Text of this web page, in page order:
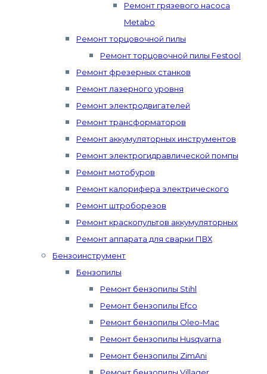
Ремонт грязевого насоса
Metabo
Ремонт торцовочной пилы
Ремонт торцовочной пилы Festool
Ремонт фрезерных станков
Ремонт лазерного уровня
Ремонт электродвигателей
Ремонт трансформаторов
Ремонт аккумуляторных инструментов
Ремонт электрогидравлической помпы
Ремонт мотобуров
Ремонт калорифера электрического
Ремонт штроборезов
Ремонт краскопультов аккумуляторных
Ремонт аппарата для сварки ПВХ
Бензоинструмент
Бензопилы
Ремонт бензопилы Stihl
Ремонт бензопилы Efco
Ремонт бензопилы Oleo-Mac
Ремонт бензопилы Husqvarna
Ремонт бензопилы ZimAni